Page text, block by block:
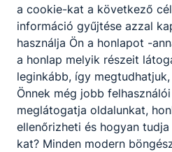
a cookie-kat a következő
információ gyűjtése azzal
használja Ön a honlapot -
a honlap melyik részeit
leginkább, így
Önnek még jobb
meglátogatja oldalunkat,
ellenőrizheti és hogyan
kat? Minden modern